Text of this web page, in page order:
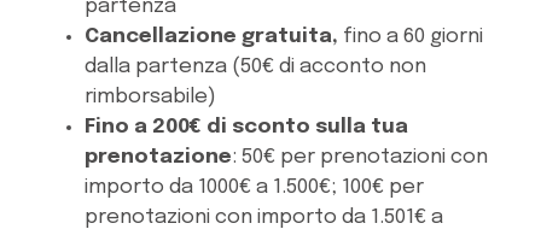
partenza
Cancellazione gratuita, fino a 60 giorni
dalla partenza (50€ di acconto non
rimborsabile)
Fino a 200€ di sconto sulla tua
prenotazione: 50€ per prenotazioni con
importo da 1000€ a 1.500€; 100€ per
prenotazioni con importo da 1.501€ a